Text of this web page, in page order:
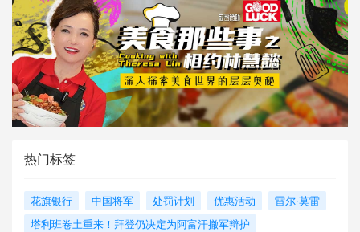
热门标签
花旗银行 中国将军 处罚计划 优惠活动
雷尔·莫雷
塔利班卷土重来！拜登仍决定为阿富汗撤军辩护